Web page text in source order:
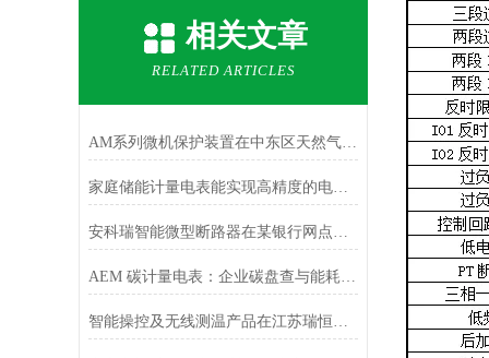
相关文章
RELATED ARTICLES
AM系列微机保护装置在中东区天然气回收站配电工程中的应用
家庭储能计量电表能实现高精度的电能计量
安科瑞智能微型断路器在某银行网点的设计与应用
AEM 碳计量电表：企业碳盘查与能耗管理一表搞定
智能操控及无线测温产品在江苏瑞恒双氧水气体检测项目中的应用